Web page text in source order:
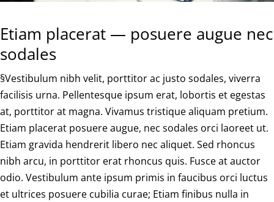
Etiam placerat — posuere augue nec
sodales
§Vestibulum nibh velit, porttitor ac justo sodales, viverra
facilisis urna. Pellentesque ipsum erat, lobortis et egestas
at, porttitor at magna. Vivamus tristique aliquam pretium.
Etiam placerat posuere augue, nec sodales orci laoreet ut.
Etiam gravida hendrerit libero nec aliquet. Sed rhoncus
nibh arcu, in porttitor erat rhoncus quis. Fusce at auctor
odio. Vestibulum ante ipsum primis in faucibus orci luctus
et ultrices posuere cubilia curae; Etiam finibus nulla in